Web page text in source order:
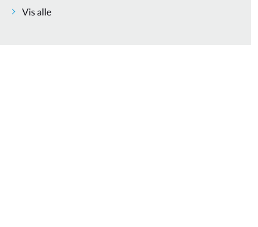
Vis alle